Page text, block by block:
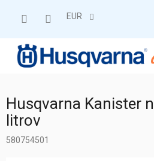
EUR
Husqvarna Kanister
litrov
580754501